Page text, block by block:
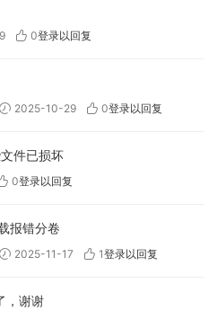
0登录以回复
2025-10-29 0登录以回复
件已损坏
0登录以回复
报错分卷
2025-11-17 1登录以回复
，谢谢